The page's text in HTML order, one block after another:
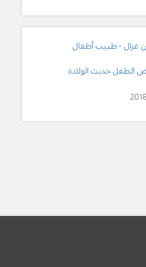
غزال - طبيب أطفال
الطفل حديث الولادة